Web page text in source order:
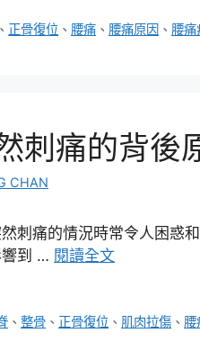
、 正骨復位 、 腰痛 、 腰痛原因 、 腰痛
刺痛的背後
CHAN
刺痛的情況時常令人困惑
響到 … 閱讀全文
、整骨 、 正骨復位 、 肌肉拉傷 、 腰